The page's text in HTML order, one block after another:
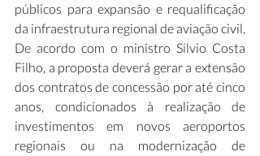
públicos para expansão e requalificação
da infraestrutura regional de aviação civil.
De acordo com o ministro Silvio Costa
Filho, a proposta deverá gerar a extensão
dos contratos de concessão por até cinco
anos, condicionados à realização de
investimentos em novos aeroportos
regionais ou na modernização de